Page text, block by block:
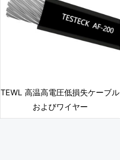
TEWL 高温高電圧低損失ケーブル
およびワイヤー